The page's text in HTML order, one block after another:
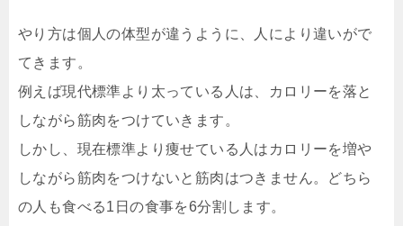
やり方は個人の体型が違うように、人により違いがで
てきます。
例えば現代標準より太っている人は、カロリーを落と
しながら筋肉をつけていきます。
しかし、現在標準より痩せている人はカロリーを増や
しながら筋肉をつけないと筋肉はつきません。どちら
の人も食べる1日の食事を6分割します。